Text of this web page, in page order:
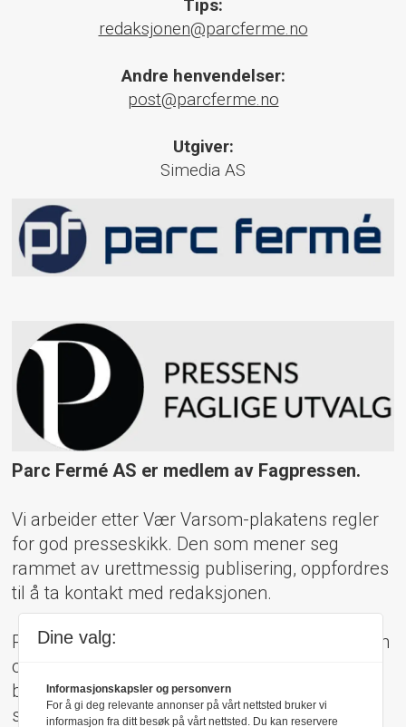
Tips:
redaksjonen@parcferme.no
Andre henvendelser:
post@parcferme.no
Utgiver:
Simedia AS
Parc Fermé AS er medlem av Fagpressen.
Vi arbeider etter Vær Varsom-plakatens regler
for god presseskikk. Den som mener seg
rammet av urettmessig publisering, oppfordres
til å ta kontakt med redaksjonen.
Pressens Faglige Utvalg (PFU) er et klageorgan
oppnevnt av Norsk Presseforbund som
behandler klager mot mediene i presseetiske
spørsmål.
Dine valg:
Informasjonskapsler og personvern
For å gi deg relevante annonser på vårt nettsted bruker vi
informasjon fra ditt besøk på vårt nettsted. Du kan reservere